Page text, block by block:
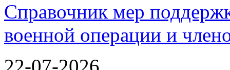
Справочник мер
военной операции и